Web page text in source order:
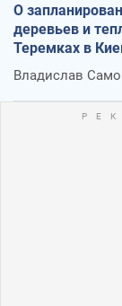
О
деревьев и
Теремках в
Владислав